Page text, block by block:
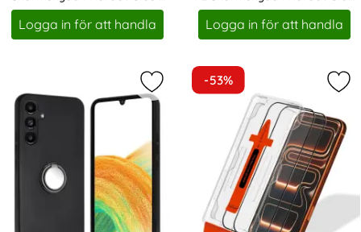
Med Monteringsram
Art. nr 246491
Logga in för att handla
Heltäckande
Art. nr 235293
Logga in för att handla
Markera samsung Galaxy S24 FE
-53%